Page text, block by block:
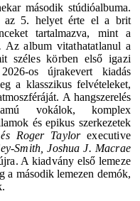
második stúdióalbuma.
az 5. helyet érte el a brit
tartalmazva, mint a
Az album vitathatatlanul a
széles körben első igazi
os újrakevert kiadás
a klasszikus felvételeket,
A hangszerelés
vokálok, komplex
és epikus szerkezetek
Roger Taylorexecutive
Smith, Joshua J. Macrae
A kiadvány első lemeze
a második lemezen demók,